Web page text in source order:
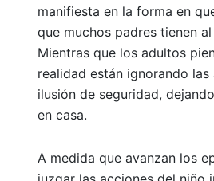
manifiesta en la forma en
que muchos padres tienen
Mientras que los adultos
realidad están ignorando
ilusión de seguridad,
en casa.
A medida que avanzan los